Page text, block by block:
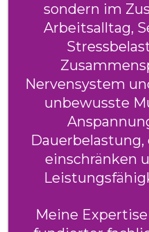
sondern im
Arbeitsalltag,
Nervensystem
unbewusste
einschränken
Meine